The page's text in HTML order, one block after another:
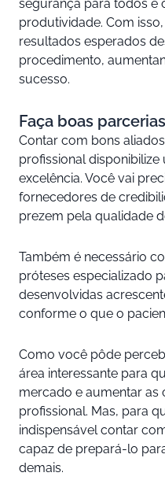
segurança para todos e
produtividade. Com
resultados esperados
procedimento,
sucesso.
Faça boas parcerias
Contar com bons
profissional
excelência. Você vai
fornecedores de
prezem pela qualidade
Também é necessário
próteses especializado
desenvolvidas
conforme o que o
Como você pôde
área interessante para
mercado e aumentar as
profissional. Mas, para
indispensável contar
capaz de prepará-lo
demais.